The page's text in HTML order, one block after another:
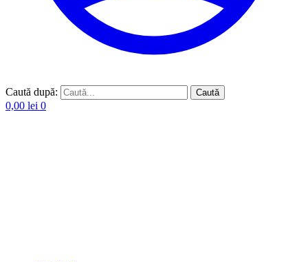
Caută după: Caută
0,00 lei 0